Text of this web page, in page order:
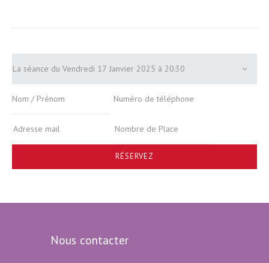
RÉSERVEZ
Nous contacter